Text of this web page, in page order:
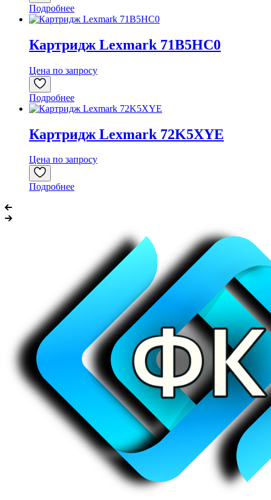
Подробнее
Картридж Lexmark 71B5HC0
Цена по запросу
Подробнее
Картридж Lexmark 72K5XYE
Цена по запросу
Подробнее